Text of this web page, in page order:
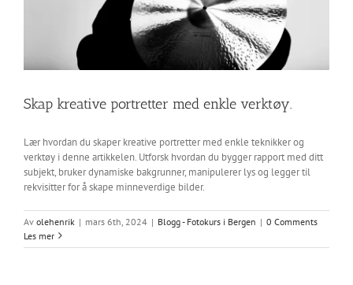
Skap kreative portretter med enkle verktøy.
Lær hvordan du skaper kreative portretter med enkle teknikker og
verktøy i denne artikkelen. Utforsk hvordan du bygger rapport med ditt
subjekt, bruker dynamiske bakgrunner, manipulerer lys og legger til
rekvisitter for å skape minneverdige bilder.
Av olehenrik | mars 6th, 2024 | Blogg - Fotokurs i Bergen | 0 Comments
Les mer